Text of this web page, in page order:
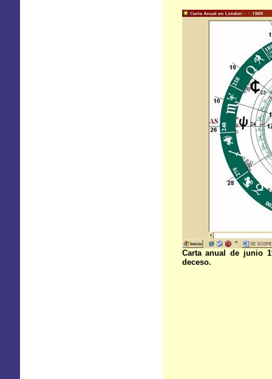
Carta anual de junio
deceso.